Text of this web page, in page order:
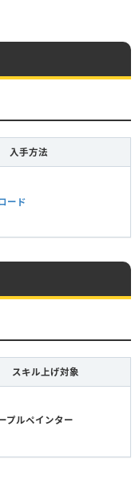
入手方法
ード
スキル上げ対象
プルペインター